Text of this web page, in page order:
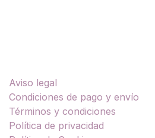
Aviso legal
Condiciones de pago y envío
Términos y condiciones
Política de privacidad